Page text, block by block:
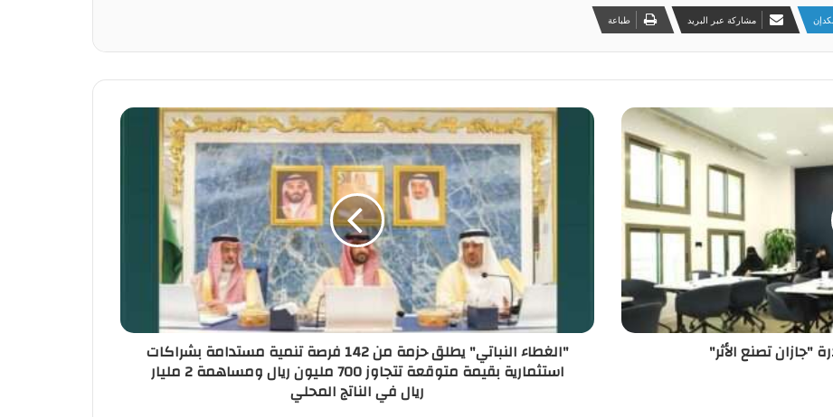
مشاركة عبر البريد طباعة
"جازان تصنع الأثر" "الغطاء النباتي" يطلق حزمة من 142 فرصة تنمية مستدامة بشراكات
استثمارية بقيمة متوقعة تتجاوز 700 مليون ريال ومساهمة 2 مليار
ريال في الناتج المحلي